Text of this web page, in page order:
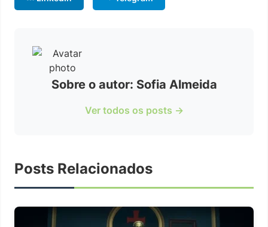
Sobre o autor: Sofia Almeida
Ver todos os posts →
Posts Relacionados